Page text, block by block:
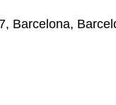
Barcelona,